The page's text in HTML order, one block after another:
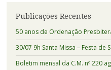
Publicações Recentes
50 anos de Ordenação
30/07 9h Santa Missa – Festa de
Boletim mensal da C.M. nº 220